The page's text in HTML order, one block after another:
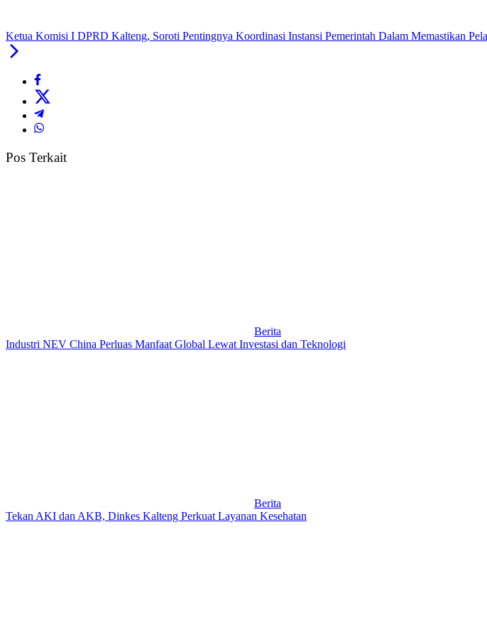
Ketua Komisi I DPRD Kalteng, Soroti Pentingnya Koordinasi Instansi Pemerintah Dalam Memastikan
Pos Terkait
Berita
Industri NEV China Perluas Manfaat Global Lewat Investasi dan Teknologi
Berita
Tekan AKI dan AKB, Dinkes Kalteng Perkuat Layanan Kesehatan